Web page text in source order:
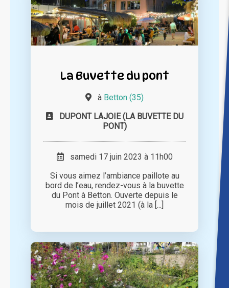
La Buvette du pont
à Betton (35)
DUPONT LAJOIE (LA BUVETTE DU
PONT)
samedi 17 juin 2023 à 11h00
Si vous aimez l’ambiance paillote au
bord de l’eau, rendez-vous à la buvette
du Pont à Betton. Ouverte depuis le
mois de juillet 2021 (à la [...]